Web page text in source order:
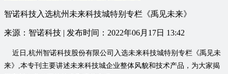
智诺科技入选杭州未来科技城特别专栏《禹见未来》
来源：智诺科技 | 发布时间：2022年06月17日 13:42
近日,杭州智诺科技股份有限公司入选未来科技城特别专栏《禹见未
来》,本专刊主要讲述未来科技城企业整体风貌和技术产品，为大家揭